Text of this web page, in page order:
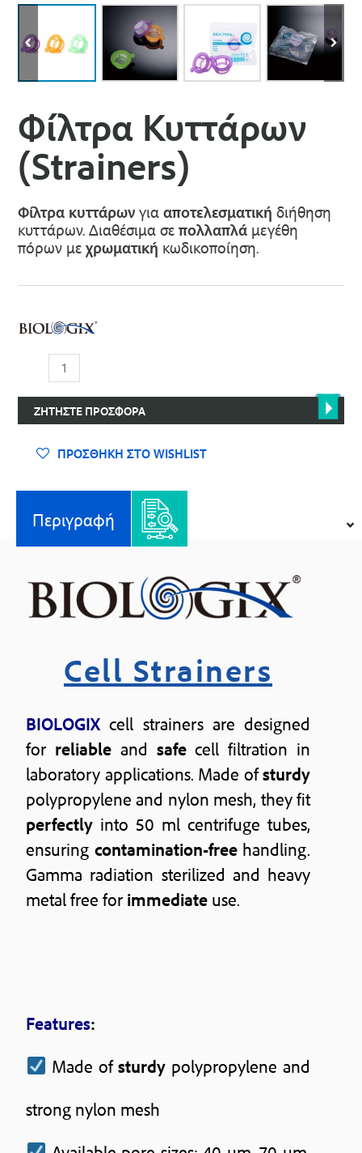
Φίλτρα Κυττάρων
(Strainers)
Φίλτρα κυττάρων γιααποτελεσματική διήθηση
κυττάρων. Διαθέσιμα σεπολλαπλά μεγέθη
πόρων μεχρωματική κωδικοποίηση.
Κυττάρων
(Strainers)
ποσότητα
ΖΗΤΉΣΤΕ ΠΡΟΣΦΟΡΆ
ΠΡΟΣΘΉΚΗ ΣΤΟ WISHLIST
Περιγραφή
Cell Strainers
BIOLOGIX cell strainers are designed
for reliableand safecell filtration in
laboratory applications. Made ofsturdy
polypropylene and nylon mesh, they fit
perfectly into 50 ml centrifuge tubes,
ensuring contamination-freehandling.
Gamma radiation sterilized and heavy
metal free for immediate use.
Features:
Made ofsturdy polypropylene and
strong nylon mesh